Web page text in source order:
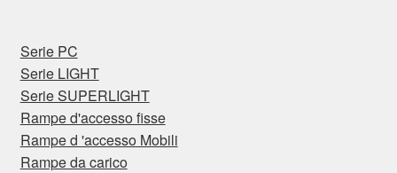
Serie PC
Serie LIGHT
Serie SUPERLIGHT
Rampe d'accesso fisse
Rampe d 'accesso Mobili
Rampe da carico